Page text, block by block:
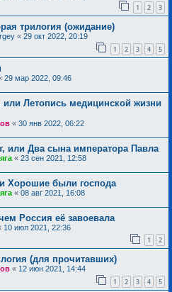
1 2 3
трилогия (ожидание)
« 29 окт 2022, 20:19
1 2 3 4 5
29 мар 2022, 09:46
или Летопись медицинской жизни
« 30 янв 2022, 06:22
или Два сына императора Павла
« 23 сен 2021, 12:58
Хорошие были господа
« 08 авг 2021, 16:08
Россия её завоевала
10 июл 2021, 22:36
1 2
(для прочитавших)
« 12 июн 2021, 14:44
1 2 3 4 5